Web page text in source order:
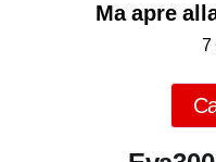
Ma apre
7